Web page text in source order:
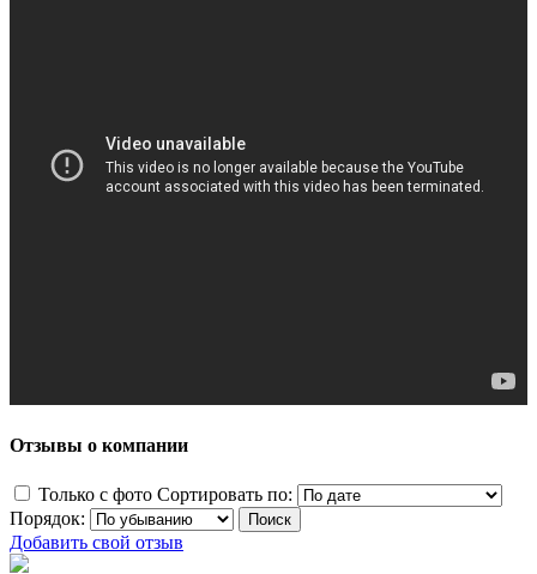
Отзывы о компании
Только с фото Сортировать по:
Порядок:
Добавить свой отзыв